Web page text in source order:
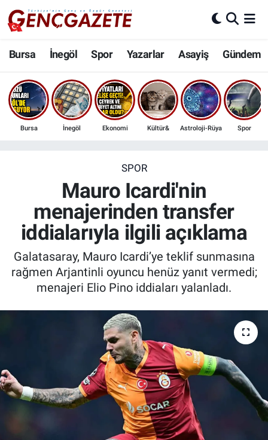
Bursa İnegöl Spor Yazarlar Asayiş Gündem
Bursa İnegöl Ekonomi Kültür& Astroloji-Rüya Spor
SPOR
Mauro Icardi'nin
menajerinden transfer
iddialarıyla ilgili açıklama
Galatasaray, Mauro Icardi’ye teklif sunmasına
rağmen Arjantinli oyuncu henüz yanıt vermedi;
menajeri Elio Pino iddiaları yalanladı.
Bursa
İnegöl
3.SAYFA
Ekonomi
Güncel
İnanç
Kadın & Aile
Teknoloji
Nöbetçi Eczaneler
Hava Durumu
Trafik Durumu
Son Dakika Haberleri
Haber Arşivi